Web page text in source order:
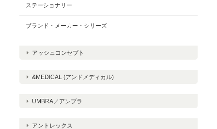
ステーショナリー
ブランド・メーカー・シリーズ
アッシュコンセプト
&MEDICAL (アンドメディカル)
UMBRA／アンブラ
アントレックス